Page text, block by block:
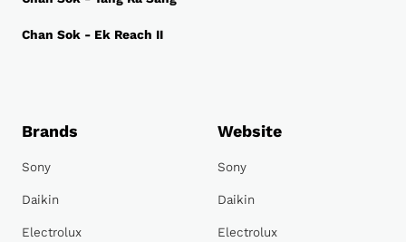
Chan Sok - Ek Reach II
Brands
Sony
Daikin
Electrolux
Website
Sony
Daikin
Electrolux